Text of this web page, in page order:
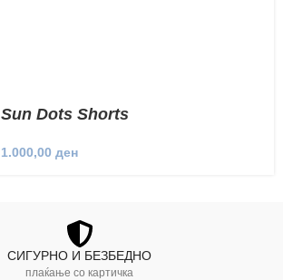
Sun Dots Shorts
1.000,00 ден
СИГУРНО И БЕЗБЕДНО
плаќање со картичка